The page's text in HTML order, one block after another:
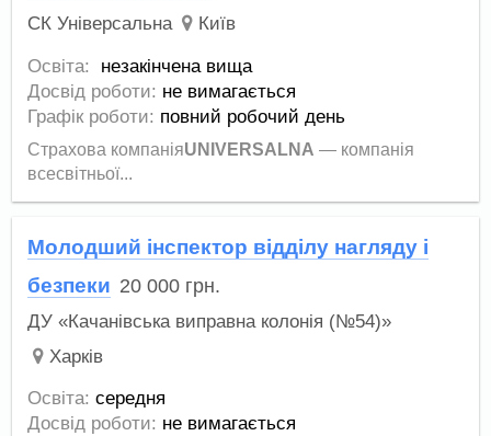
СК Універсальна Київ
Освіта:
незакінчена вища
Досвід роботи: не вимагається
Графік роботи: повний робочий день
Страхова компаніяUNIVERSALNA — компанія
всесвітньої...
Молодший інспектор відділу нагляду і
безпеки 20 000 грн.
ДУ «Качанівська виправна колонія (№54)»
Харків
Освіта: середня
Досвід роботи: не вимагається